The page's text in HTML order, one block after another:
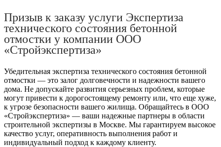
Призыв к заказу услуги Экспертиза
технического состояния бетонной
отмостки у компании ООО
«Стройэкспертиза»
Убедительная экспертиза технического состояния бетонной
отмостки — это залог долговечности и надежности вашего
дома. Не допускайте развития серьезных проблем, которые
могут привести к дорогостоящему ремонту или, что еще хуже,
к угрозе безопасности вашего жилища. Обращайтесь в ООО
«Стройэкспертиза» — ваши надежные партнеры в области
строительной экспертизы в Москве. Мы гарантируем высокое
качество услуг, оперативность выполнения работ и
индивидуальный подход к каждому клиенту.